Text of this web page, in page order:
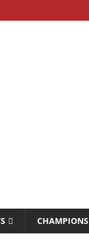
CHAMPIONS